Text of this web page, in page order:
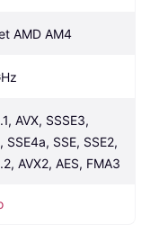
AMD AM4
AVX, SSSE3,
SSE4a, SSE, SSE2,
AVX2, AES, FMA3